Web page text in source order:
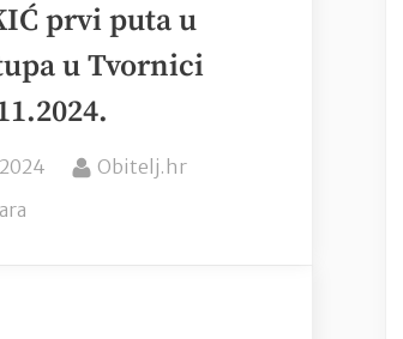
Olimpijskim
igrama
u
prvi puta u
u Tvornici
By
Obitelj.hr